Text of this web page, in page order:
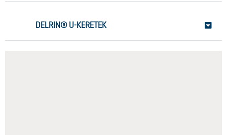
DELRIN® U-KERETEK